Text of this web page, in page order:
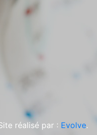
réalisé par : Evolve.